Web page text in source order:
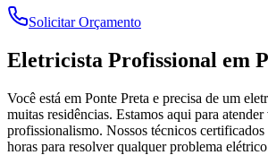
Solicitar Orçamento
Eletricista Profissional em
Você está em Ponte Preta e precisa de um
muitas residências. Estamos aqui para
profissionalismo. Nossos técnicos
horas para resolver qualquer problema